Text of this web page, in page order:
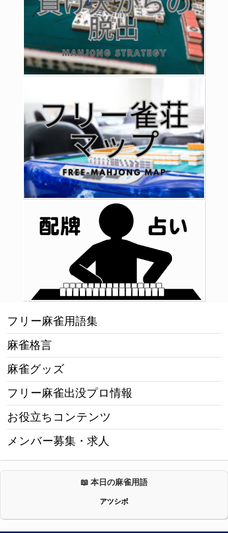
フリー麻雀用語集
麻雀格言
麻雀グッズ
フリー麻雀出没プロ情報
お役立ちコンテンツ
メンバー募集・求人
📖 本日の麻雀用語
アツシボ